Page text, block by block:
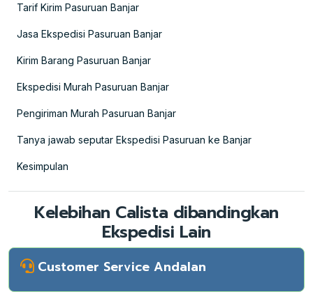
Tarif Kirim Pasuruan Banjar
Jasa Ekspedisi Pasuruan Banjar
Kirim Barang Pasuruan Banjar
Ekspedisi Murah Pasuruan Banjar
Pengiriman Murah Pasuruan Banjar
Tanya jawab seputar Ekspedisi Pasuruan ke Banjar
Kesimpulan
Kelebihan Calista dibandingkan
Ekspedisi Lain
Customer Service Andalan